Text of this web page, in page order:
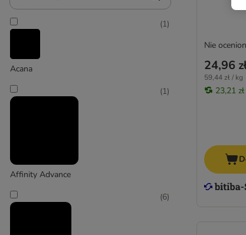
Acana
(1)
Affinity Advance
(1)
(6)
24,96
59,44 zł / kg
23,21 zł
Nie